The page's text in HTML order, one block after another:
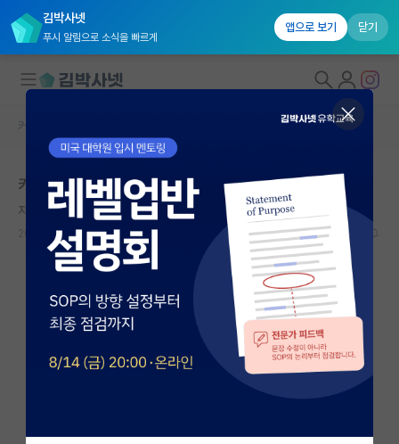
김박사넷
푸시 알림으로 소식을 빠르게
앱으로 보기 닫기
대학원생 모집
국내대학원 정보
연구실&오픈랩
커뮤니티
커뮤니티 홈
전체글보기
베스트 게시판
자유 게시판(아무개랩)
커뮤니티 홈
카이스트, 포스텍 대학원
자상한 하인리히 헤르츠
2024.03.29 4 2798